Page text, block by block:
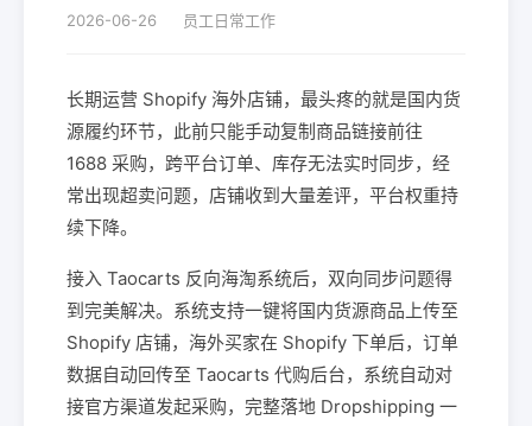
2026-06-26 员工日常工作
长期运营 Shopify 海外店铺，最头疼的就是国内货
源履约环节，此前只能手动复制商品链接前往
1688 采购，跨平台订单、库存无法实时同步，经
常出现超卖问题，店铺收到大量差评，平台权重持
续下降。
接入 Taocarts 反向海淘系统后，双向同步问题得
到完美解决。系统支持一键将国内货源商品上传至
Shopify 店铺，海外买家在 Shopify 下单后，订单
数据自动回传至 Taocarts 代购后台，系统自动对
接官方渠道发起采购，完整落地 Dropshipping 一